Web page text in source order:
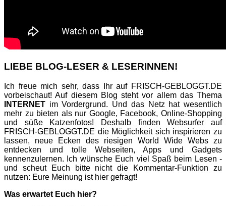
LIEBE BLOG-LESER & LESERINNEN!
Ich freue mich sehr, dass Ihr auf FRISCH-GEBLOGGT.DE
vorbeischaut! Auf diesem Blog steht vor allem das Thema
INTERNET im Vordergrund. Und das Netz hat wesentlich
mehr zu bieten als nur Google, Facebook, Online-Shopping
und süße Katzenfotos! Deshalb finden Websurfer auf
FRISCH-GEBLOGGT.DE die Möglichkeit sich inspirieren zu
lassen, neue Ecken des riesigen World Wide Webs zu
entdecken und tolle Webseiten, Apps und Gadgets
kennenzulernen. Ich wünsche Euch viel Spaß beim Lesen -
und scheut Euch bitte nicht die Kommentar-Funktion zu
nutzen: Eure Meinung ist hier gefragt!
Was erwartet Euch hier?